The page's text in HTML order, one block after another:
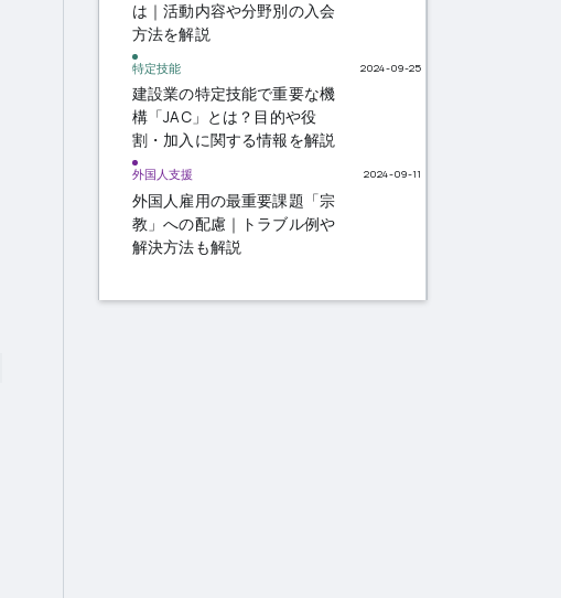
は｜活動内容や分野別の入会
方法を解説
特定技能
建設業の特定技能で重要な機
構「JAC」とは？目的や役
割・加入に関する情報を解説
2024-09-25
外国人支援
外国人雇用の最重要課題「宗
教」への配慮｜トラブル例や
解決方法も解説
2024-09-11